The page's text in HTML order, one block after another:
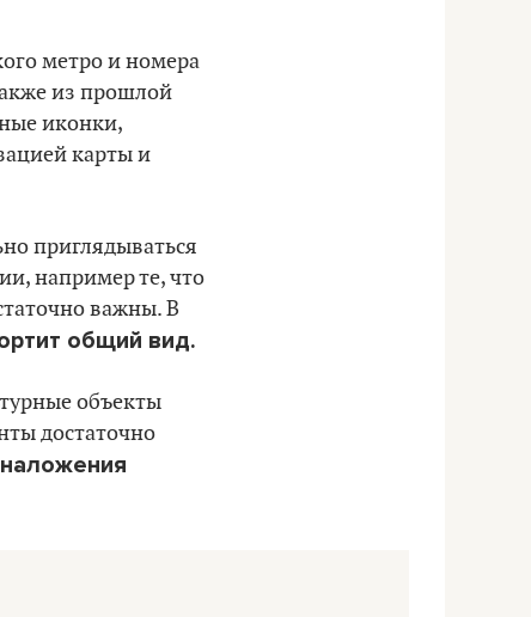
метро и номера
из прошлой
иконки,
карты и
приглядываться
например те, что
важны. В
общий вид.
объекты
достаточно